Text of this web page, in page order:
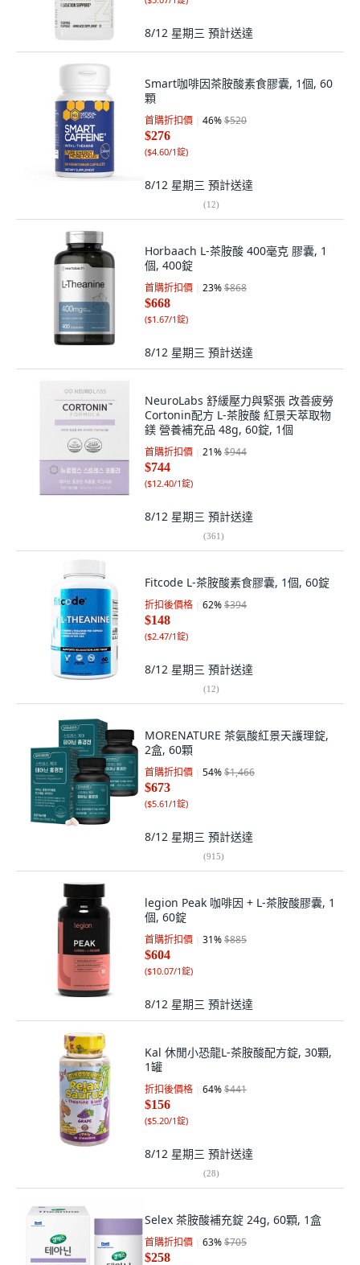
8/12 星期三 預計送達
Smart咖啡因茶胺酸素食膠囊, 1個, 60
顆
首購折扣價 46%$520
$276
($4.60/1錠)
8/12 星期三 預計送達
(12)
Horbaach L-茶胺酸 400毫克 膠囊, 1
個, 400錠
首購折扣價 23%$868
$668
($1.67/1錠)
8/12 星期三 預計送達
NeuroLabs 舒緩壓力與緊張 改善疲勞
Cortonin配方 L-茶胺酸 紅景天萃取物
鎂 營養補充品 48g, 60錠, 1個
首購折扣價 21%$944
$744
($12.40/1錠)
8/12 星期三 預計送達
(361)
Fitcode L-茶胺酸素食膠囊, 1個, 60錠
折扣後價格 62%$394
$148
($2.47/1錠)
8/12 星期三 預計送達
(12)
MORENATURE 茶氨酸紅景天護理錠,
2盒, 60顆
首購折扣價 54%$1,466
$673
($5.61/1錠)
8/12 星期三 預計送達
(915)
legion Peak 咖啡因 + L-茶胺酸膠囊, 1
個, 60錠
首購折扣價 31%$885
$604
($10.07/1錠)
8/12 星期三 預計送達
Kal 休閒小恐龍L-茶胺酸配方錠, 30顆,
1罐
折扣後價格 64%$441
$156
($5.20/1錠)
8/12 星期三 預計送達
(28)
Selex 茶胺酸補充錠 24g, 60顆, 1盒
首購折扣價 63%$705
$258